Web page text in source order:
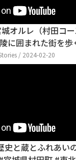
オルレ（村田コ
に囲まれた街を歩
/ 2024-02-20
と蔵とふれあい